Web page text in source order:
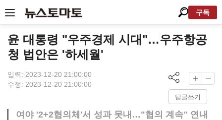
구독
윤 대통령 "우주경제 시대"…우주항공
청 법안은 '하세월'
입력: 2023-12-20 21:00:00
수정: 2023-12-20 21:00:00
답글쓰기
여야 '2+2협의체'서 성과 못내…"협의 계속" 연내